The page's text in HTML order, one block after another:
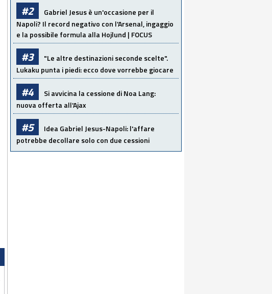
#2
Gabriel Jesus è un'occasione per il
Napoli? Il record negativo con l'Arsenal, ingaggio
e la possibile formula alla Hojlund | FOCUS
#3
"Le altre destinazioni seconde scelte".
Lukaku punta i piedi: ecco dove vorrebbe giocare
#4
Si avvicina la cessione di Noa Lang:
nuova offerta all'Ajax
#5
Idea Gabriel Jesus-Napoli: l'affare
potrebbe decollare solo con due cessioni